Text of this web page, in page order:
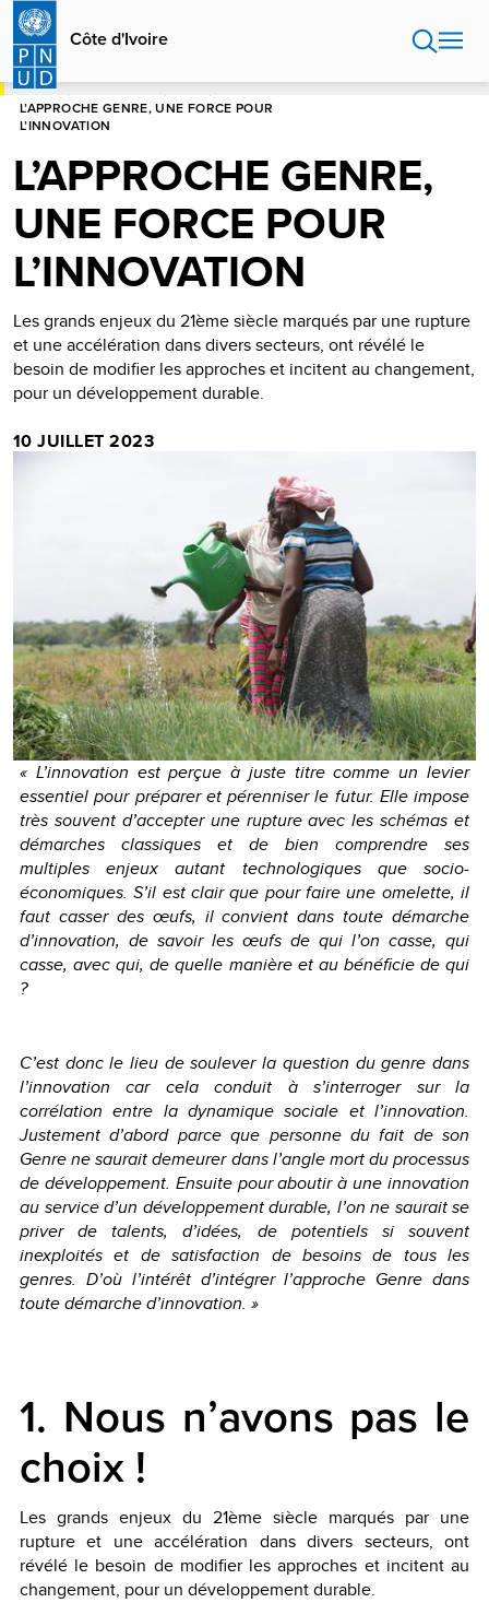
Aller
contenu
principal
Côte d'Ivoire
HOME
L’APPROCHE GENRE, UNE FORCE POUR
L’INNOVATION
L’APPROCHE GENRE,
UNE FORCE POUR
L’INNOVATION
Les grands enjeux du 21ème siècle marqués par une rupture
et une accélération dans divers secteurs, ont révélé le
besoin de modifier les approches et incitent au changement,
pour un développement durable.
10 JUILLET 2023
« L’innovation est perçue à juste titre comme un levier
essentiel pour préparer et pérenniser le futur. Elle impose
très souvent d’accepter une rupture avec les schémas et
démarches classiques et de bien comprendre ses
multiples enjeux autant technologiques que socio-
économiques. S’il est clair que pour faire une omelette, il
faut casser des œufs, il convient dans toute démarche
d’innovation, de savoir les œufs de qui l’on casse, qui
casse, avec qui, de quelle manière et au bénéficie de qui
?
C’est donc le lieu de soulever la question du genre dans
l’innovation car cela conduit à s’interroger sur la
corrélation entre la dynamique sociale et l’innovation.
Justement d’abord parce que personne du fait de son
Genre ne saurait demeurer dans l’angle mort du processus
de développement. Ensuite pour aboutir à une innovation
au service d’un développement durable, l’on ne saurait se
priver de talents, d’idées, de potentiels si souvent
inexploités et de satisfaction de besoins de tous les
genres. D’où l’intérêt d’intégrer l’approche Genre dans
toute démarche d’innovation. »
1. Nous n’avons pas le
choix !
Les grands enjeux du 21ème siècle marqués par une
rupture et une accélération dans divers secteurs, ont
révélé le besoin de modifier les approches et incitent au
changement, pour un développement durable.